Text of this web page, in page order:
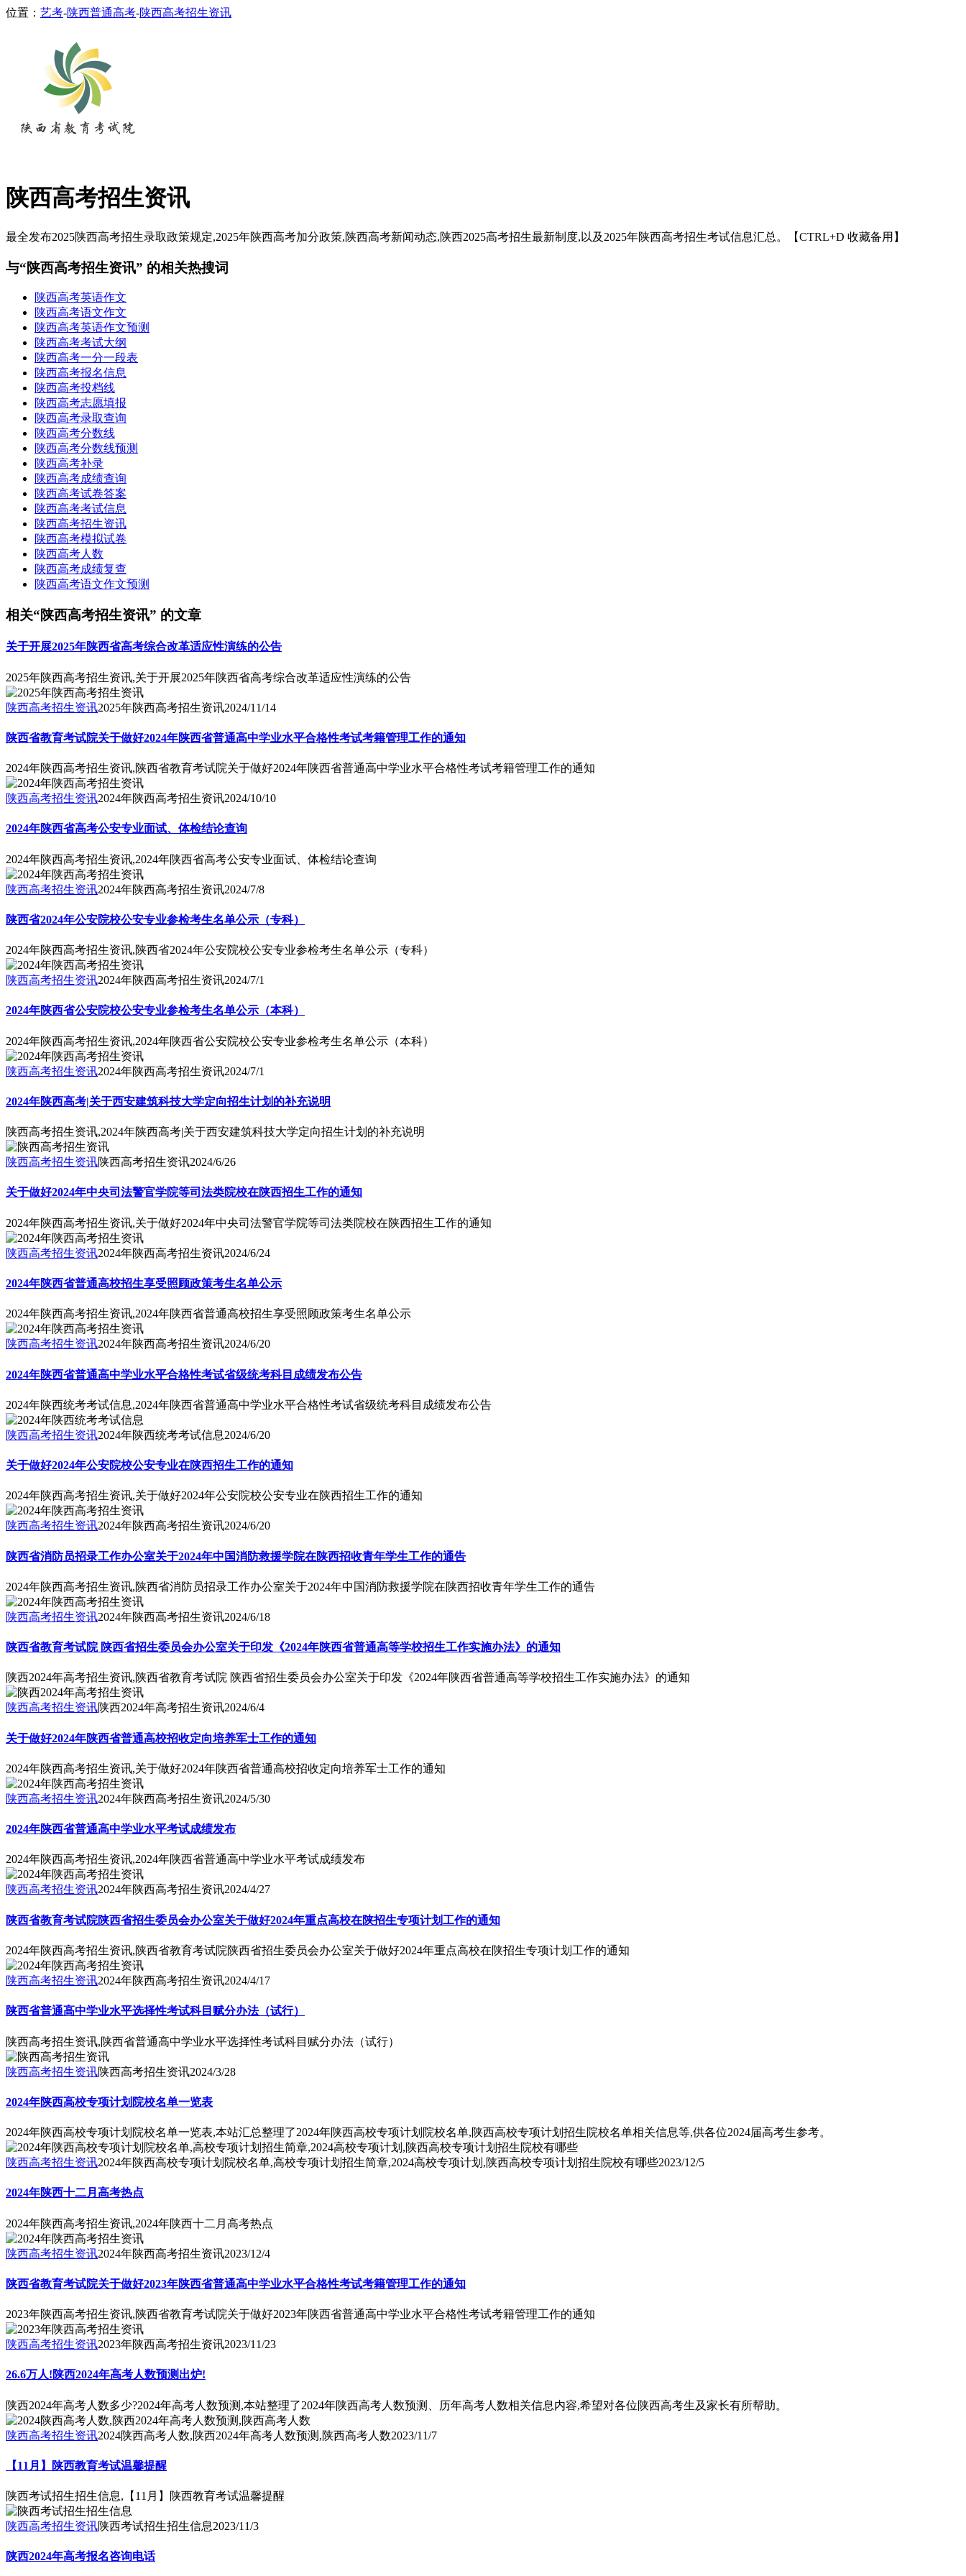
位置： 艺考-陕西普通高考-陕西高考招生资讯
陕西高考招生资讯
最全发布2025陕西高考招生录取政策规定,2025年陕西高考加分政策,陕西高考新闻动态,陕西2025高考招生最新制度,以及2025年陕西高考招生考试信息汇总。【CTRL+D 收藏备用】
与“陕西高考招生资讯” 的相关热搜词
陕西高考英语作文
陕西高考语文作文
陕西高考英语作文预测
陕西高考考试大纲
陕西高考一分一段表
陕西高考报名信息
陕西高考投档线
陕西高考志愿填报
陕西高考录取查询
陕西高考分数线
陕西高考分数线预测
陕西高考补录
陕西高考成绩查询
陕西高考试卷答案
陕西高考考试信息
陕西高考招生资讯
陕西高考模拟试卷
陕西高考人数
陕西高考成绩复查
陕西高考语文作文预测
相关“陕西高考招生资讯” 的文章
关于开展2025年陕西省高考综合改革适应性演练的公告
2025年陕西高考招生资讯,关于开展2025年陕西省高考综合改革适应性演练的公告
陕西高考招生资讯2025年陕西高考招生资讯2024/11/14
陕西省教育考试院关于做好2024年陕西省普通高中学业水平合格性考试考籍管理工作的通知
2024年陕西高考招生资讯,陕西省教育考试院关于做好2024年陕西省普通高中学业水平合格性考试考籍管理工作的通知
陕西高考招生资讯2024年陕西高考招生资讯2024/10/10
2024年陕西省高考公安专业面试、体检结论查询
2024年陕西高考招生资讯,2024年陕西省高考公安专业面试、体检结论查询
陕西高考招生资讯2024年陕西高考招生资讯2024/7/8
陕西省2024年公安院校公安专业参检考生名单公示（专科）
2024年陕西高考招生资讯,陕西省2024年公安院校公安专业参检考生名单公示（专科）
陕西高考招生资讯2024年陕西高考招生资讯2024/7/1
2024年陕西省公安院校公安专业参检考生名单公示（本科）
2024年陕西高考招生资讯,2024年陕西省公安院校公安专业参检考生名单公示（本科）
陕西高考招生资讯2024年陕西高考招生资讯2024/7/1
2024年陕西高考|关于西安建筑科技大学定向招生计划的补充说明
陕西高考招生资讯,2024年陕西高考|关于西安建筑科技大学定向招生计划的补充说明
陕西高考招生资讯陕西高考招生资讯2024/6/26
关于做好2024年中央司法警官学院等司法类院校在陕西招生工作的通知
2024年陕西高考招生资讯,关于做好2024年中央司法警官学院等司法类院校在陕西招生工作的通知
陕西高考招生资讯2024年陕西高考招生资讯2024/6/24
2024年陕西省普通高校招生享受照顾政策考生名单公示
2024年陕西高考招生资讯,2024年陕西省普通高校招生享受照顾政策考生名单公示
陕西高考招生资讯2024年陕西高考招生资讯2024/6/20
2024年陕西省普通高中学业水平合格性考试省级统考科目成绩发布公告
2024年陕西统考考试信息,2024年陕西省普通高中学业水平合格性考试省级统考科目成绩发布公告
陕西高考招生资讯2024年陕西统考考试信息2024/6/20
关于做好2024年公安院校公安专业在陕西招生工作的通知
2024年陕西高考招生资讯,关于做好2024年公安院校公安专业在陕西招生工作的通知
陕西高考招生资讯2024年陕西高考招生资讯2024/6/20
陕西省消防员招录工作办公室关于2024年中国消防救援学院在陕西招收青年学生工作的通告
2024年陕西高考招生资讯,陕西省消防员招录工作办公室关于2024年中国消防救援学院在陕西招收青年学生工作的通告
陕西高考招生资讯2024年陕西高考招生资讯2024/6/18
陕西省教育考试院 陕西省招生委员会办公室关于印发《2024年陕西省普通高等学校招生工作实施办法》的通知
陕西2024年高考招生资讯,陕西省教育考试院 陕西省招生委员会办公室关于印发《2024年陕西省普通高等学校招生工作实施办法》的通知
陕西高考招生资讯陕西2024年高考招生资讯2024/6/4
关于做好2024年陕西省普通高校招收定向培养军士工作的通知
2024年陕西高考招生资讯,关于做好2024年陕西省普通高校招收定向培养军士工作的通知
陕西高考招生资讯2024年陕西高考招生资讯2024/5/30
2024年陕西省普通高中学业水平考试成绩发布
2024年陕西高考招生资讯,2024年陕西省普通高中学业水平考试成绩发布
陕西高考招生资讯2024年陕西高考招生资讯2024/4/27
陕西省教育考试院陕西省招生委员会办公室关于做好2024年重点高校在陕招生专项计划工作的通知
2024年陕西高考招生资讯,陕西省教育考试院陕西省招生委员会办公室关于做好2024年重点高校在陕招生专项计划工作的通知
陕西高考招生资讯2024年陕西高考招生资讯2024/4/17
陕西省普通高中学业水平选择性考试科目赋分办法（试行）
陕西高考招生资讯,陕西省普通高中学业水平选择性考试科目赋分办法（试行）
陕西高考招生资讯陕西高考招生资讯2024/3/28
2024年陕西高校专项计划院校名单一览表
2024年陕西高校专项计划院校名单一览表,本站汇总整理了2024年陕西高校专项计划院校名单,陕西高校专项计划招生院校名单相关信息等,供各位2024届高考生参考。
陕西高考招生资讯2024年陕西高校专项计划院校名单,高校专项计划招生简章,2024高校专项计划,陕西高校专项计划招生院校有哪些2023/12/5
2024年陕西十二月高考热点
2024年陕西高考招生资讯,2024年陕西十二月高考热点
陕西高考招生资讯2024年陕西高考招生资讯2023/12/4
陕西省教育考试院关于做好2023年陕西省普通高中学业水平合格性考试考籍管理工作的通知
2023年陕西高考招生资讯,陕西省教育考试院关于做好2023年陕西省普通高中学业水平合格性考试考籍管理工作的通知
陕西高考招生资讯2023年陕西高考招生资讯2023/11/23
26.6万人!陕西2024年高考人数预测出炉!
陕西2024年高考人数多少?2024年高考人数预测,本站整理了2024年陕西高考人数预测、历年高考人数相关信息内容,希望对各位陕西高考生及家长有所帮助。
陕西高考招生资讯2024陕西高考人数,陕西2024年高考人数预测,陕西高考人数2023/11/7
【11月】陕西教育考试温馨提醒
陕西考试招生招生信息,【11月】陕西教育考试温馨提醒
陕西高考招生资讯陕西考试招生招生信息2023/11/3
陕西2024年高考报名咨询电话